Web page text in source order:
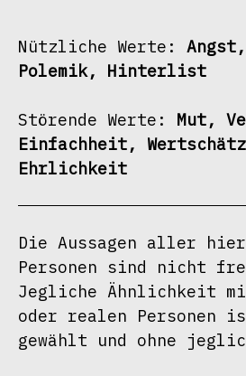
Nützliche Werte:
Polemik, Hinterlist
Störende Werte: Mut,
Einfachheit,
Ehrlichkeit
Die Aussagen aller hier
Personen sind nicht
Jegliche Ähnlichkeit
oder realen Personen
gewählt und ohne